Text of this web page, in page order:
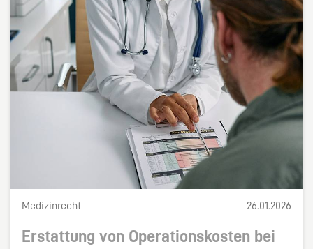
Medizinrecht 26.01.2026
Erstattung von Operationskosten bei